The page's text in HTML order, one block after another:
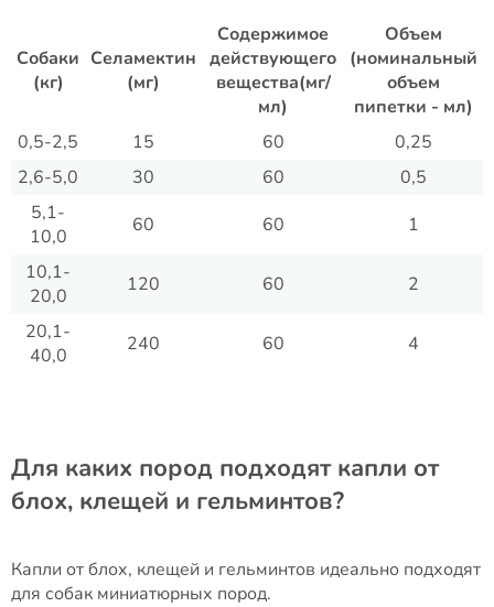
Собаки
(кг)
Селамектин
(мг)
Содержимое
действующего
вещества(мг/
мл)
Объем
(номинальный
объем
пипетки - мл)
0,5-2,5
15 60
0,25
2,6-5,0
30 60
0,5
5,1-
10,0
60 60
1
10,1-
20,0
120 60
2
20,1-
40,0
240 60 4
Для каких пород подходят капли от
блох, клещей и гельминтов?
Капли от блох, клещей и гельминтов идеально подходят
для собак миниатюрных пород.